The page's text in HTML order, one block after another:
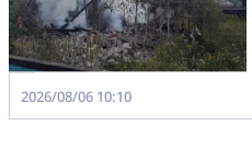
2026/08/06 10:10